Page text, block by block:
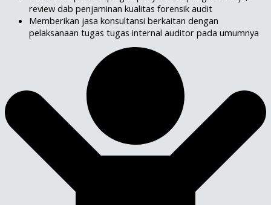
review dab penjaminan kualitas forensik audit
Memberikan jasa konsultansi berkaitan dengan
pelaksanaan tugas tugas internal auditor pada umumnya